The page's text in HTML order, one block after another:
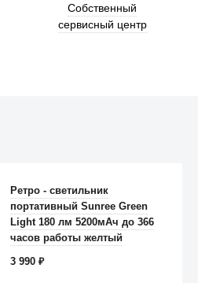
Anker
Собственный
сервисный центр
Ретро - светильник
портативный Sunree Green
Light 180 лм 5200мАч до 366
часов работы желтый
3 990₽